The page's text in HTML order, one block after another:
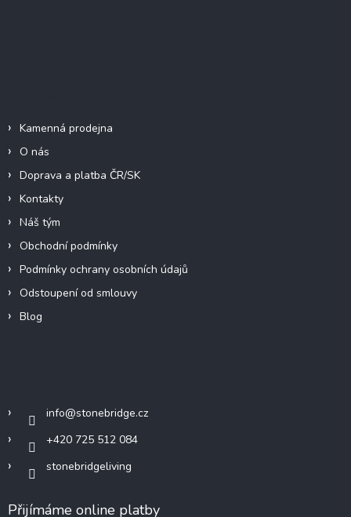
Kamenná prodejna
O nás
Doprava a platba ČR/SK
Kontakty
Náš tým
Obchodní podmínky
Podmínky ochrany osobních údajů
Odstoupení od smlouvy
Blog
info@stonebridge.cz
+420 725 512 084
stonebridgeliving
Přijímáme online platby